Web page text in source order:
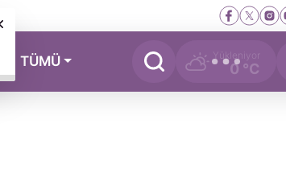
TÜMÜ Yükleniyor
0 °C